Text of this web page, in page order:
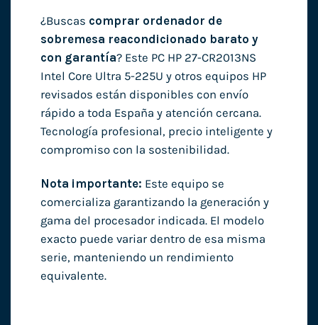
¿Buscas comprar ordenador de
sobremesa reacondicionado barato y
con garantía? Este PC HP 27-CR2013NS
Intel Core Ultra 5-225U y otros equipos HP
revisados están disponibles con envío
rápido a toda España y atención cercana.
Tecnología profesional, precio inteligente y
compromiso con la sostenibilidad.
Nota importante: Este equipo se
comercializa garantizando la generación y
gama del procesador indicada. El modelo
exacto puede variar dentro de esa misma
serie, manteniendo un rendimiento
equivalente.